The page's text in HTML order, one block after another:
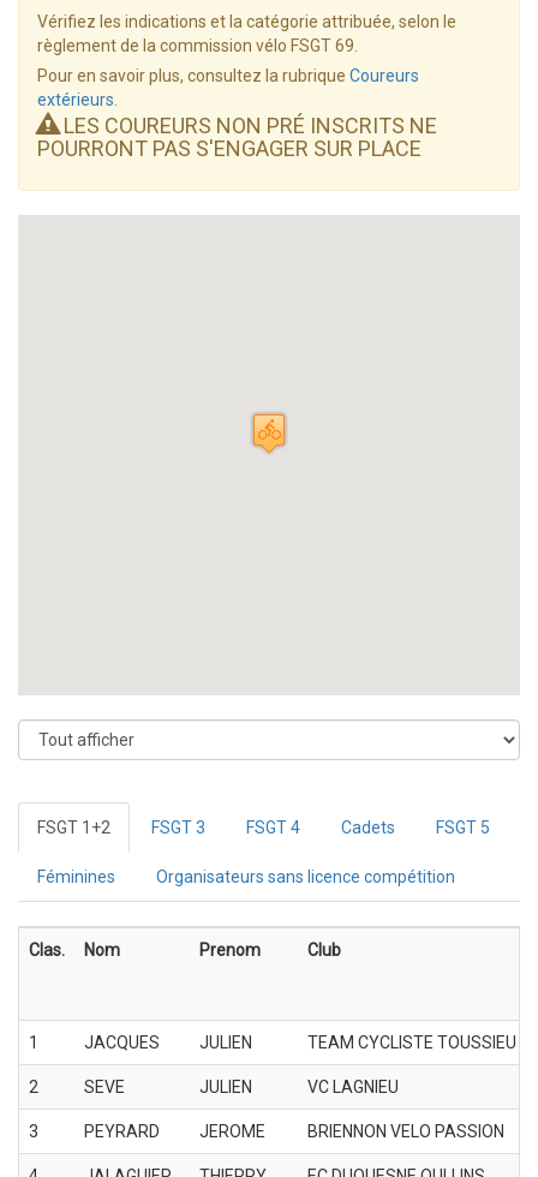
Vérifiez les indications et la catégorie attribuée, selon le
règlement de la commission vélo FSGT 69.
Pour en savoir plus, consultez la rubrique Coureurs
extérieurs
LES COUREURS NON PRÉ INSCRITS NE
POURRONT PAS S'ENGAGER SUR PLACE
FSGT 1+2 FSGT 3 FSGT 4 Cadets FSGT 5
Féminines Organisateurs sans licence compétition
Clas. Nom Prenom Club
1 JACQUES JULIEN TEAM CYCLISTE TOUSSIEU
2 SEVE JULIEN VC LAGNIEU
3 PEYRARD JEROME BRIENNON VELO PASSION